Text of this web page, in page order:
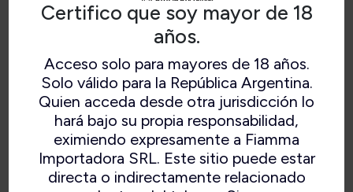
Certifico que soy mayor de 18
años.
Acceso solo para mayores de 18 años.
Solo válido para la República Argentina.
Quien acceda desde otra jurisdicción lo
hará bajo su propia responsabilidad,
eximiendo expresamente a Fiamma
Importadora SRL. Este sitio puede estar
directa o indirectamente relacionado
ARGENTO CFINO NEGRO
Mezcla artesanal de los mejores tabacos criollos
argentinos, sin agregados artificiales. De sabor